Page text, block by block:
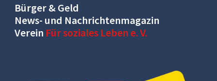
Bürger & Geld
News- und Nachrichtenmagazin
Verein Für soziales Leben e. V.